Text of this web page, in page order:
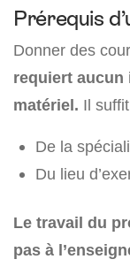
Prérequis
Donner des
requiert
matériel. Il
De la
Du lieu
Le travail du
pas à